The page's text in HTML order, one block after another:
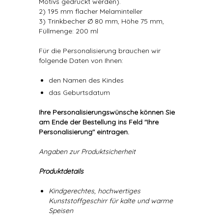
2) 195 mm flacher Melaminteller
3) Trinkbecher Ø 80 mm, Höhe 75 mm,
Füllmenge: 200 ml
Für die Personalisierung brauchen wir
folgende Daten von Ihnen:
den Namen des Kindes
das Geburtsdatum
Ihre Personalisierungswünsche können Sie
am Ende der Bestellung ins Feld "Ihre
Personalisierung" eintragen.
Angaben zur Produktsicherheit
Produktdetails
Kindgerechtes, hochwertiges
Kunststoffgeschirr für kalte und warme
Speisen